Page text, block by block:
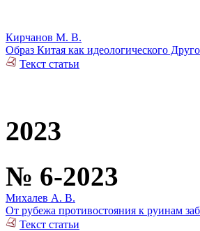
Кирчанов М. В.
Образ Китая как идеологического
Текст статьи
2023
№ 6-2023
Михалев А. В.
От рубежа противостояния к руинам
Текст статьи